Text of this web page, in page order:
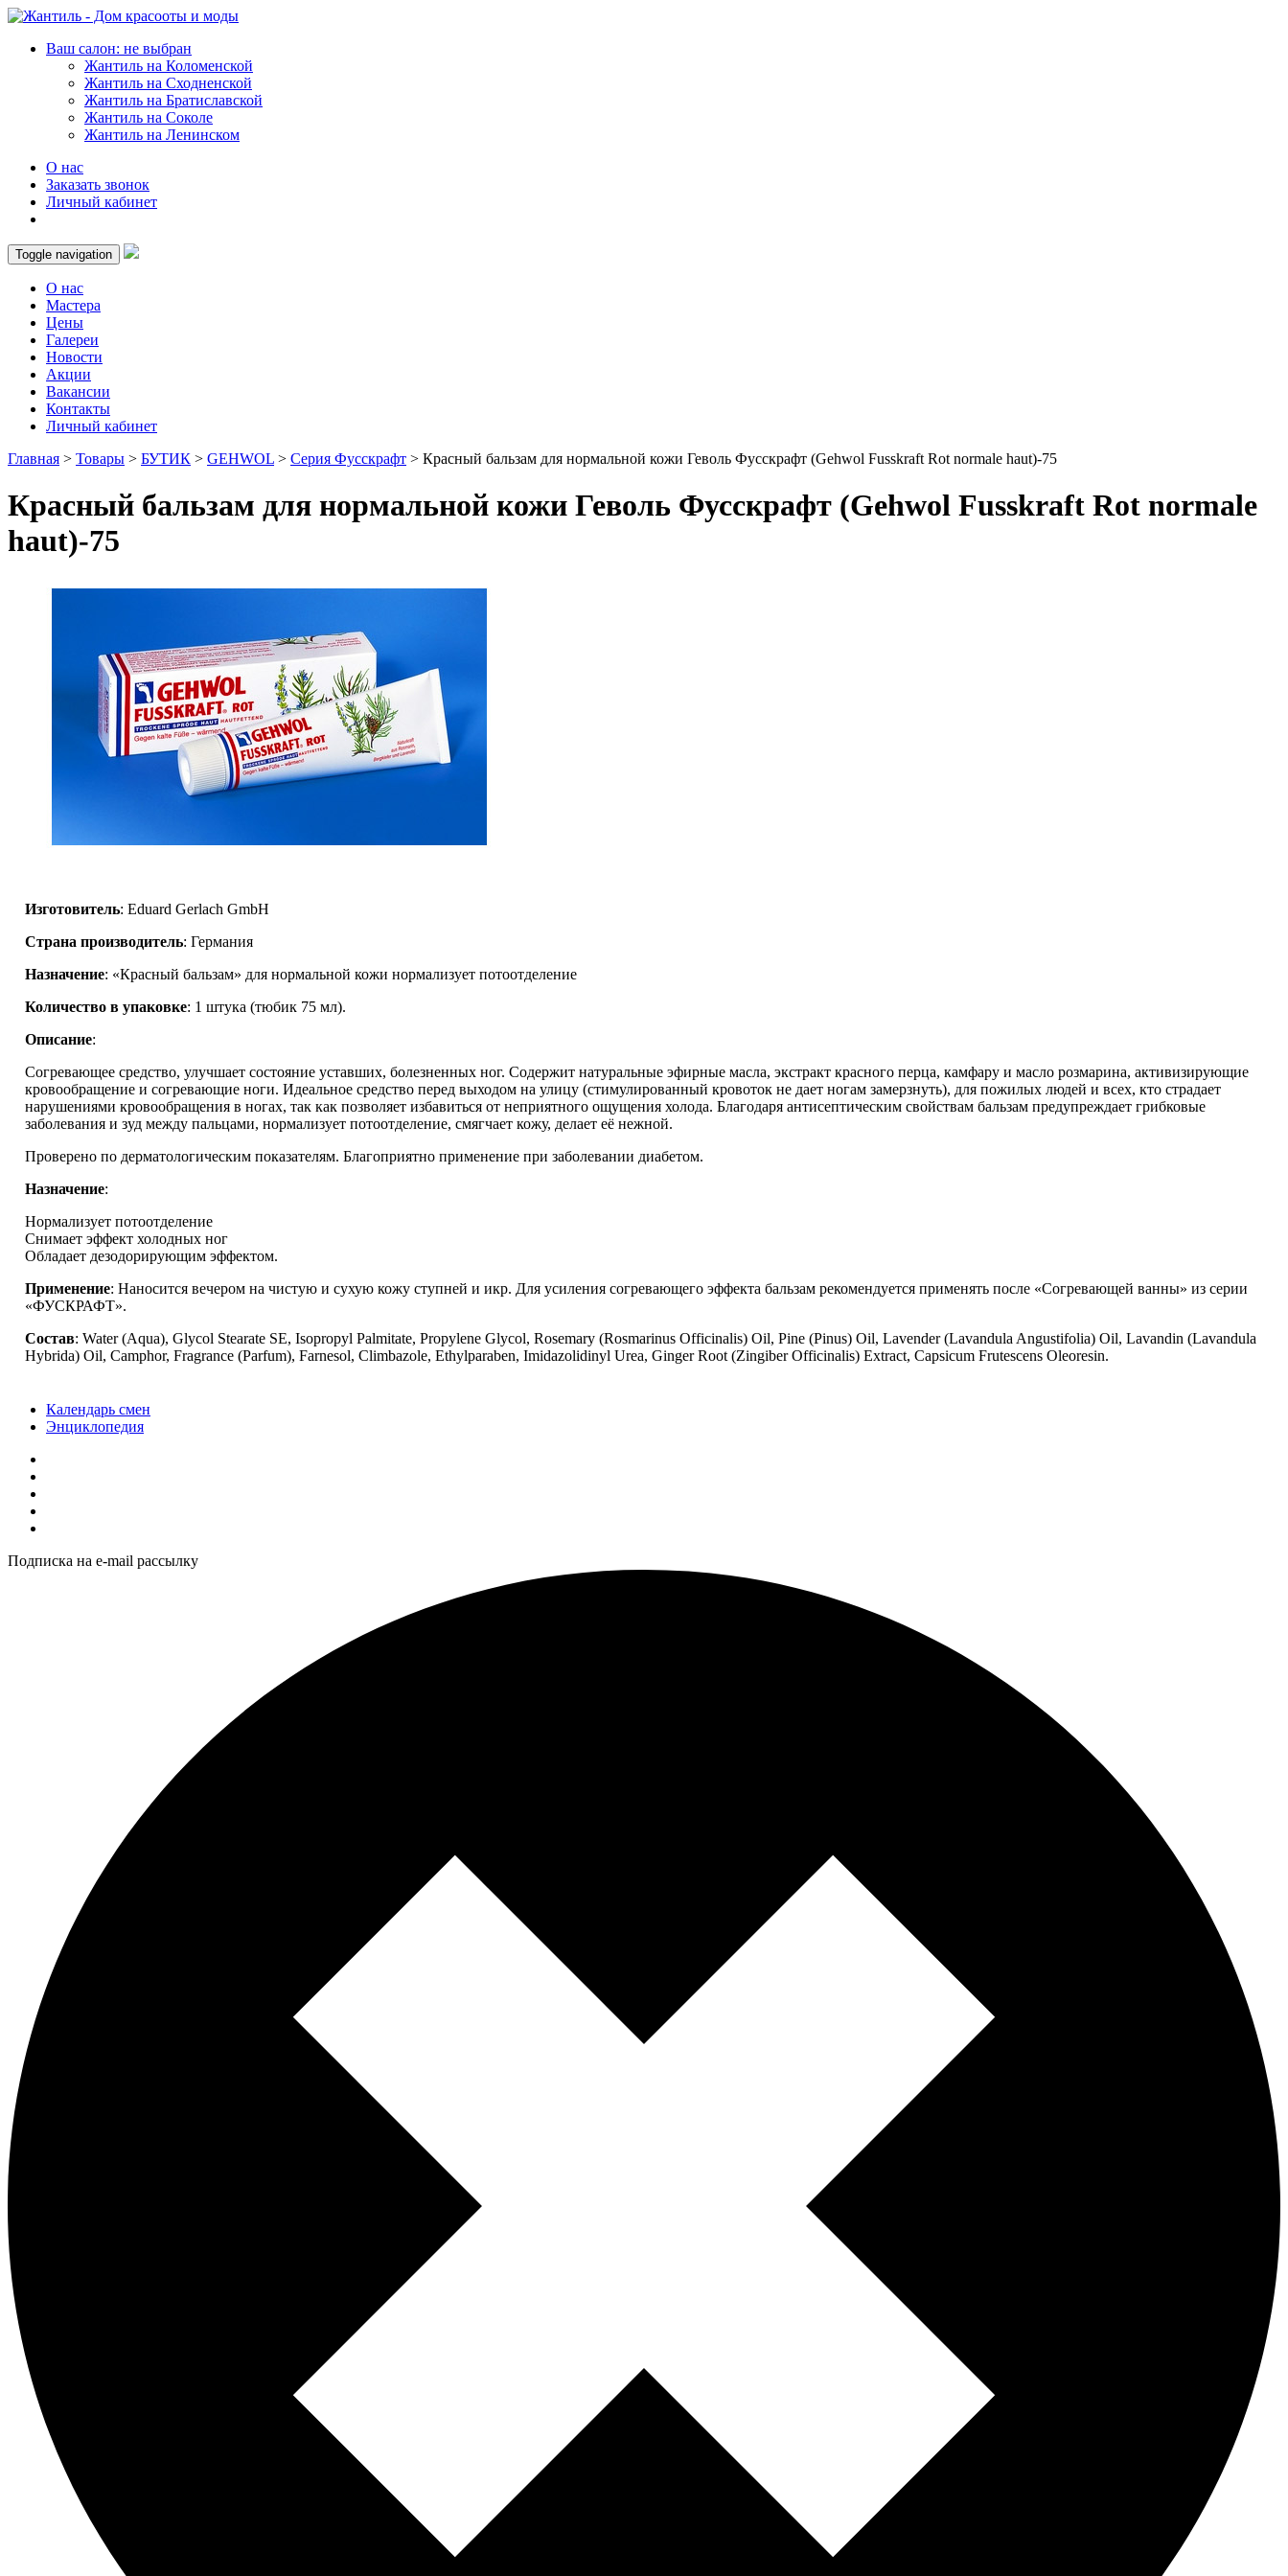
Ваш салон: не выбран
Жантиль на Коломенской
Жантиль на Сходненской
Жантиль на Братиславской
Жантиль на Соколе
Жантиль на Ленинском
О нас
Заказать звонок
Личный кабинет
Toggle navigation
О нас
Мастера
Цены
Галереи
Новости
Акции
Вакансии
Контакты
Личный кабинет
Главная > Товары > БУТИК > GEHWOL > Серия Фусскрафт > Красный бальзам для нормальной кожи Геволь Фусскрафт (Gehwol Fusskraft Rot normale haut)-75
Красный бальзам для нормальной кожи Геволь Фусскрафт (Gehwol Fusskraft Rot normale
haut)-75
Изготовитель: Eduard Gerlach GmbH
Страна производитель: Германия
Назначение: «Красный бальзам» для нормальной кожи нормализует потоотделение
Количество в упаковке: 1 штука (тюбик 75 мл).
Описание:
Согревающее средство, улучшает состояние уставших, болезненных ног. Содержит натуральные эфирные масла, экстракт красного перца, камфару и масло розмарина, активизирующие
кровообращение и согревающие ноги. Идеальное средство перед выходом на улицу (стимулированный кровоток не дает ногам замерзнуть), для пожилых людей и всех, кто страдает
нарушениями кровообращения в ногах, так как позволяет избавиться от неприятного ощущения холода. Благодаря антисептическим свойствам бальзам предупреждает грибковые
заболевания и зуд между пальцами, нормализует потоотделение, смягчает кожу, делает её нежной.
Проверено по дерматологическим показателям. Благоприятно применение при заболевании диабетом.
Назначение:
Нормализует потоотделение
Снимает эффект холодных ног
Обладает дезодорирующим эффектом.
Применение: Наносится вечером на чистую и сухую кожу ступней и икр. Для усиления согревающего эффекта бальзам рекомендуется применять после «Согревающей ванны» из серии
«ФУСКРАФТ».
Состав: Water (Aqua), Glycol Stearate SE, Isopropyl Palmitate, Propylene Glycol, Rosemary (Rosmarinus Officinalis) Oil, Pine (Pinus) Oil, Lavender (Lavandula Angustifolia) Oil, Lavandin (Lavandula
Hybrida) Oil, Camphor, Fragrance (Parfum), Farnesol, Climbazole, Ethylparaben, Imidazolidinyl Urea, Ginger Root (Zingiber Officinalis) Extract, Capsicum Frutescens Oleoresin.
Календарь смен
Энциклопедия
Подписка на e-mail рассылку